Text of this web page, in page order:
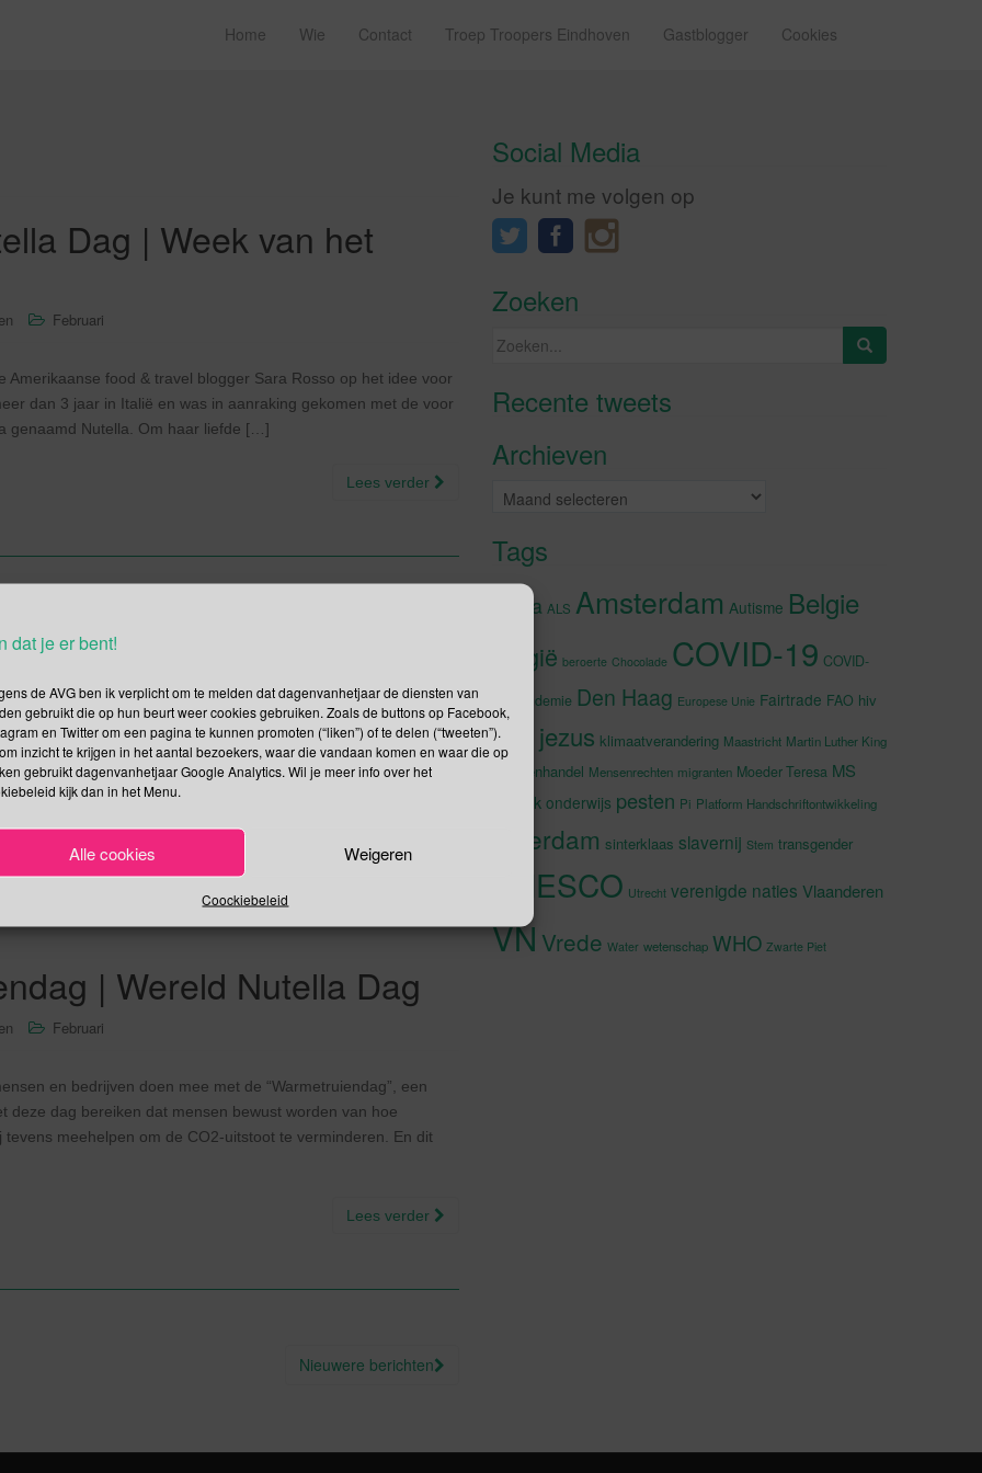
dat je er bent!
de AVG ben ik verplicht om te melden dat dagenvanhetjaar de diensten van
gebruikt die op hun beurt weer cookies gebruiken. Zoals de buttons op Facebook,
en Twitter om een pagina te kunnen promoten (“liken”) of te delen (“tweeten”).
inzicht te krijgen in het aantal bezoekers, waar die vandaan komen en waar die op
gebruikt dagenvanhetjaar Google Analytics. Wil je meer info over het
kijk dan in het Menu.
Alle cookies Weigeren
Coockiebeleid
Home Wie Contact Troep Troopers Eindhoven Gastblogger Cookies
Dag | Week van het
Februari
food & travel blogger Sara Rosso op het idee voor
dan 3 jaar in Italië en was in aanraking gekomen met de voor
genaamd Nutella. Om haar liefde […]
Lees verder
Dag
10 jaar geleden kwam de Amerikaanse food & travel blogger
op dat moment al meer dan 3 jaar in Italië en was in
genaamd Nutella. Elke keer als […]
| Wereld Nutella Dag
Februari
en bedrijven doen mee met de “Warmetruiendag”, een
deze dag bereiken dat mensen bewust worden van hoe
meehelpen om de CO2-uitstoot te verminderen. En dit
Lees verder
Nieuwere berichten
Social Media
Je kunt me volgen op
Zoeken
Zoeken
Recente tweetsKlik om marketing cookies te
Archieven
Archieven
Tags
Afrika ALS Amsterdam Autisme Belgie
België beroerte Chocolade COVID-19 COVID-
19-pandemie Den Haag Europese Unie Fairtrade FAO hiv
Japan jezus klimaatverandering Maastricht Martin Luther King
Mensenhandel Mensenrechten migranten Moeder Teresa MS
muziek onderwijs pesten Pi Platform Handschriftontwikkeling
rotterdam sinterklaas slavernij Stem transgender
UNESCO Utrecht verenigde naties Vlaanderen
VN Vrede Water wetenschap WHO Zwarte Piet